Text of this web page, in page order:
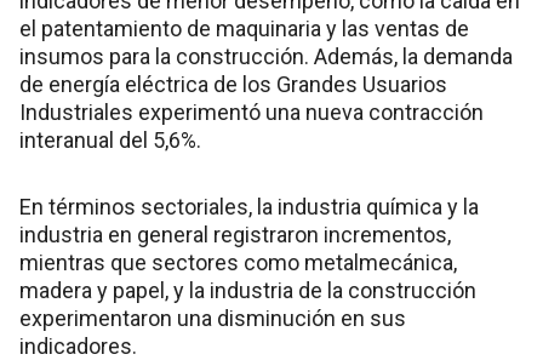
el patentamiento de maquinaria y las ventas de
insumos para la construcción. Además, la demanda
de energía eléctrica de los Grandes Usuarios
Industriales experimentó una nueva contracción
interanual del 5,6%.
En términos sectoriales, la industria química y la
industria en general registraron incrementos,
mientras que sectores como metalmecánica,
madera y papel, y la industria de la construcción
experimentaron una disminución en sus
indicadores.